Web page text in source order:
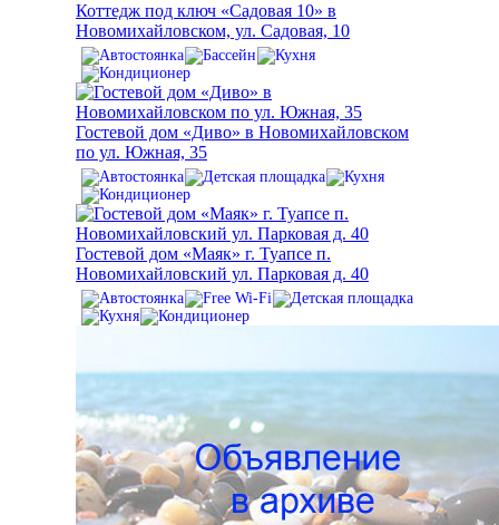
Коттедж под ключ «Садовая 10» в
Новомихайловском, ул. Садовая, 10
Гостевой дом «Диво» в Новомихайловском
по ул. Южная, 35
Гостевой дом «Маяк» г. Туапсе п.
Новомихайловский ул. Парковая д. 40